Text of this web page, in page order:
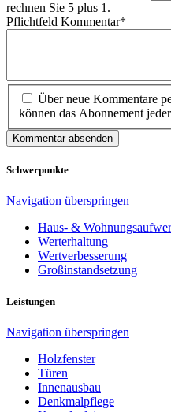
rechnen Sie 5 plus 1.
Pflichtfeld Kommentar*
Über neue Kommentare
können das Abonnement
Kommentar absenden
Schwerpunkte
Navigation überspringen
Haus- &
Werterhaltung
Wertverbesserung
Großinstandsetzung
Leistungen
Navigation überspringen
Holzfenster
Türen
Innenausbau
Denkmalpflege